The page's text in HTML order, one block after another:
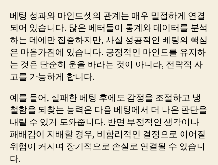
베팅 성과와 마인드셋의 관계는 매우 밀접하게 연결
되어 있습니다. 많은 베터들이 통계와 데이터를 분석
하는 데에만 집중하지만, 사실 성공적인 베팅의 핵심
은 마음가짐에 있습니다. 긍정적인 마인드를 유지하
는 것은 단순히 운을 바라는 것이 아니라, 전략적 사
고를 가능하게 합니다.
예를 들어, 실패한 베팅 후에도 감정을 조절하고 냉
철함을 되찾는 능력은 다음 베팅에서 더 나은 판단을
내릴 수 있게 도와줍니다. 반면 부정적인 생각이나
패배감이 지배할 경우, 비합리적인 결정으로 이어질
위험이 커지며 장기적으로 손실로 연결될 수 있습니
다.